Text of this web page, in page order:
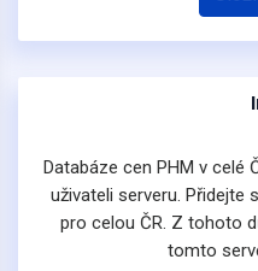
Databáze cen PHM v celé
uživateli serveru. Přidejte
pro celou ČR. Z tohoto
tomto